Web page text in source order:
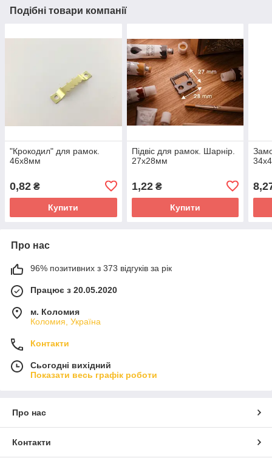
Подібні товари компанії
"Крокодил" для рамок.
46х8мм
0,82 ₴
Купити
Підвіс для рамок. Шарнір.
27х28мм
1,22₴
Купити
Про нас
96% позитивних з 373 відгуків за рік
Працює з 20.05.2020
м. Коломия
Коломия, Україна
Контакти
Сьогодні вихідний
Показати весь графік роботи
Про нас
Контакти